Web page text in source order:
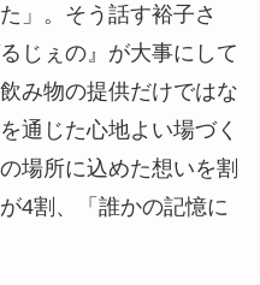
」。そう話す裕子さ
じぇの』が大事にして
み物の提供だけではな
通じた心地よい場づく
場所に込めた想いを割
4割、「誰かの記憶に